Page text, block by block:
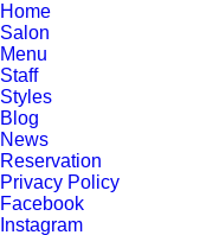
Home
Salon
Menu
Staff
Styles
Blog
News
Reservation
Privacy Policy
Facebook
Instagram